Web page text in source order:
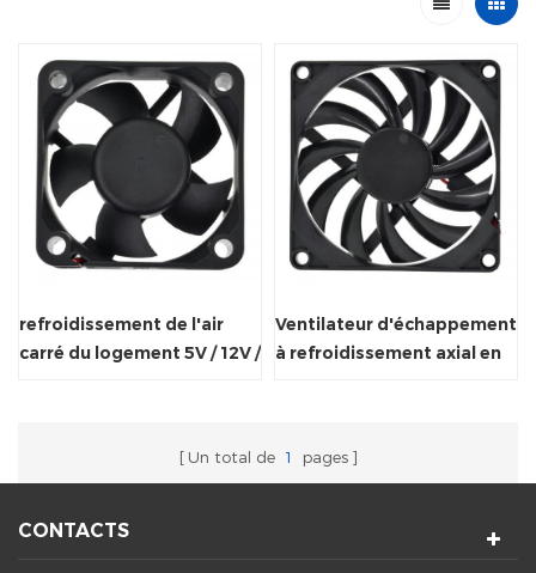
refroidissement de l'air
carré du logement 5V / 12V /
Ventilateur d'échappement
à refroidissement axial en
Un total de 1 pages
CONTACTS